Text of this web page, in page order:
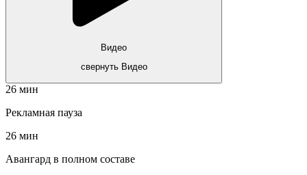
Видео
свернуть Видео
26 мин
Рекламная пауза
26 мин
Авангард в полном составе